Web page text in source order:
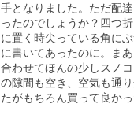
手となりました。ただ配
ったのでしょうか？四つ
に置く時尖っている角に
に書いてあったのに。ま
合わせてほんの少しスノ
の隙間も空き、空気も通
たがもちろん買って良かっ